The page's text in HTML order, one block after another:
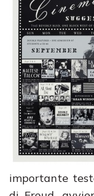
importante